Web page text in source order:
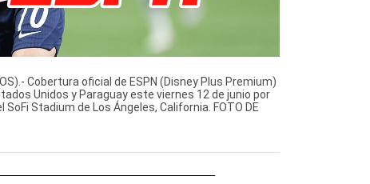
Cobertura oficial de ESPN (Disney Plus Premium)
Unidos y Paraguay este viernes 12 de junio por
Stadium de Los Ángeles, California. FOTO DE